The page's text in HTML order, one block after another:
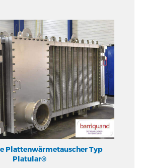
Plattenwärmetauscher Typ
Platular®